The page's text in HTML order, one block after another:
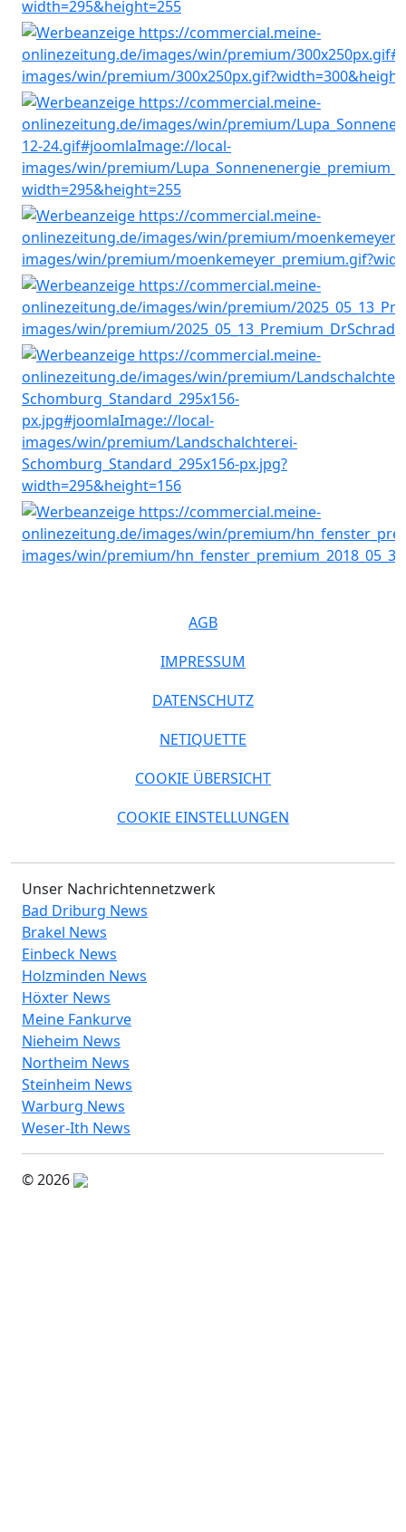
AGB
IMPRESSUM
DATENSCHUTZ
NETIQUETTE
COOKIE ÜBERSICHT
COOKIE EINSTELLUNGEN
Unser Nachrichtennetzwerk
Bad Driburg News
Brakel News
Einbeck News
Holzminden News
Höxter News
Meine Fankurve
Nieheim News
Northeim News
Steinheim News
Warburg News
Weser-Ith News
© 2026